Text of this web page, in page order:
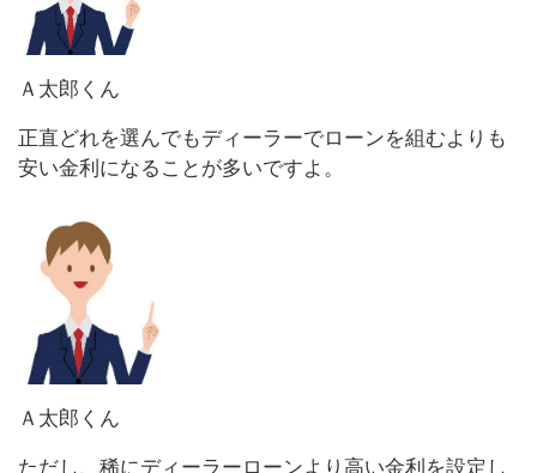
Ａ太郎くん
正直どれを選んでもディーラーでローンを組むよりも
安い金利になることが多いですよ。
Ａ太郎くん
ただし、稀にディーラーローンより高い金利を設定し